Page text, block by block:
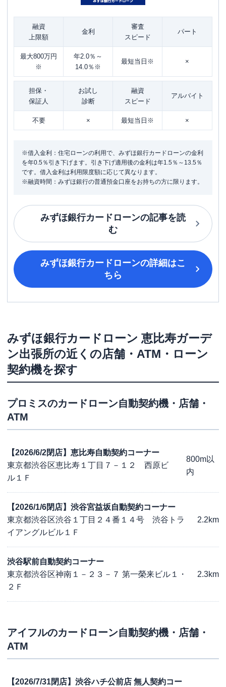
融資
上限額
金利
審査
スピード
パート
最大800万円
※
年2.0％～
14.0％※
最短当日※ ×
担保・
保証人
お試し
診断
融資
スピード
アルバイト
不要 × 最短当日※ ×
※借入金利：住宅ローンの利用で、みずほ銀行カードローンの金利
を年0.5％引き下げます。引き下げ適用後の金利は年1.5％～13.5％
です。借入金利は利用限度額に応じて異なります。
※融資時間：みずほ銀行の普通預金口座をお持ちの方に限ります。
みずほ銀行カードローンの記事を読
む
みずほ銀行カードローンの詳細はこ
ちら
みずほ銀行カードローン 恵比寿ガーデ
ン出張所の近くの店舗・ATM・ローン
契約機を探す
プロミスのカードローン自動契約機・店舗・
ATM
【2026/6/2閉店】恵比寿自動契約コーナー
東京都渋谷区恵比寿１丁目７－１２ 西原ビ
ル１Ｆ
800m以
内
【2026/1/6閉店】渋谷宮益坂自動契約コーナー
東京都渋谷区渋谷１丁目２４番１４号 渋谷トラ
イアングルビル１Ｆ
2.2km
渋谷駅前自動契約コーナー
東京都渋谷区神南１－２３－７ 第一榮来ビル１・
２Ｆ
2.3km
アイフルのカードローン自動契約機・店舗・
ATM
【2026/7/31閉店】渋谷ハチ公前店 無人契約コー